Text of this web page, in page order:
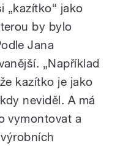
„kazítko“ jako
by bylo
Jana
„Například
kazítko je jako
neviděl. A má
vymontovat a